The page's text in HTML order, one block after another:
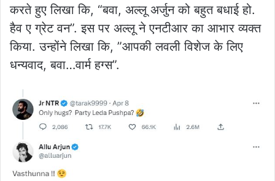
करते हुए लिखा कि, “बवा, अल्लू अर्जुन को बहुत बधाई हो.
हैव ए ग्रेट वन”. इस पर अल्लू ने एनटीआर का आभार व्यक्त
किया. उन्होंने लिखा कि, ”आपकी लवली विशेज के लिए
धन्यवाद, बवा…वार्म हग्स”.